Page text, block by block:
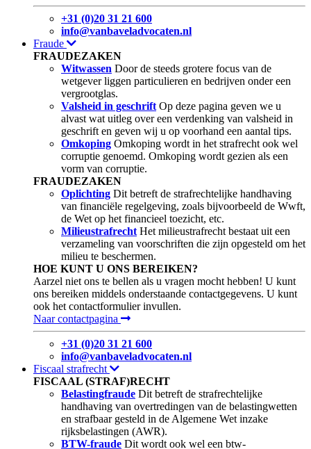
+31 (0)20 31 21 600
info@vanbaveladvocaten.nl
Fraude
FRAUDEZAKEN
Witwassen Door de steeds grotere focus van de
wetgever liggen particulieren en bedrijven onder een
vergrootglas.
Valsheid in geschrift Op deze pagina geven we u
alvast wat uitleg over een verdenking van valsheid in
geschrift en geven wij u op voorhand een aantal tips.
Omkoping Omkoping wordt in het strafrecht ook wel
corruptie genoemd. Omkoping wordt gezien als een
vorm van corruptie.
FRAUDEZAKEN
Oplichting Dit betreft de strafrechtelijke handhaving
van financiële regelgeving, zoals bijvoorbeeld de Wwft,
de Wet op het financieel toezicht, etc.
Milieustrafrecht Het milieustrafrecht bestaat uit een
verzameling van voorschriften die zijn opgesteld om het
milieu te beschermen.
HOE KUNT U ONS BEREIKEN?
Aarzel niet ons te bellen als u vragen mocht hebben! U kunt
ons bereiken middels onderstaande contactgegevens. U kunt
ook het contactformulier invullen.
Naar contactpagina
+31 (0)20 31 21 600
info@vanbaveladvocaten.nl
Fiscaal strafrecht
FISCAAL (STRAF)RECHT
Belastingfraude Dit betreft de strafrechtelijke
handhaving van overtredingen van de belastingwetten
en strafbaar gesteld in de Algemene Wet inzake
rijksbelastingen (AWR).
BTW-fraude Dit wordt ook wel een btw-